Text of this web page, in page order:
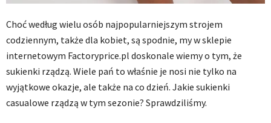
Choć według wielu osób najpopularniejszym strojem
codziennym, także dla kobiet, są spodnie, my w sklepie
internetowym Factoryprice.pl doskonale wiemy o tym, że
sukienki rządzą. Wiele pań to właśnie je nosi nie tylko na
wyjątkowe okazje, ale także na co dzień. Jakie sukienki
casualowe rządzą w tym sezonie? Sprawdziliśmy.